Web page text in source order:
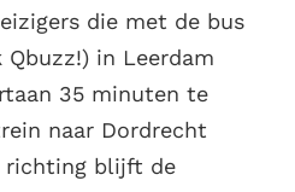
die met de bus
in Leerdam
35 minuten te
naar Dordrecht
richting blijft de